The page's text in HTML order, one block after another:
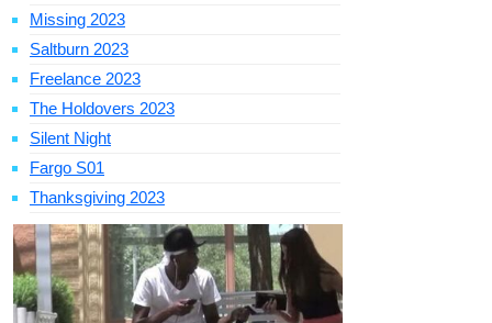
Missing 2023
Saltburn 2023
Freelance 2023
The Holdovers 2023
Silent Night
Fargo S01
Thanksgiving 2023